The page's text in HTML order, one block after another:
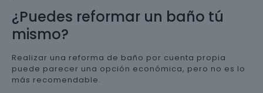
¿Puedes reformar un baño tú
mismo?
Realizar una reforma de baño por cuenta propia
puede parecer una opción económica, pero no es lo
más recomendable.